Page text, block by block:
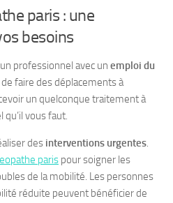
paris : une
besoins
professionnel avec un emploi du
faire des déplacements à
un quelconque traitement à
qu’il vous faut.
des interventions urgentes.
paris pour soigner les
de la mobilité. Les personnes
réduite peuvent bénéficier de